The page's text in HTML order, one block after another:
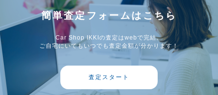
簡単査定フォームはこちら
Car Shop IKKIの査定はwebで完結。
ご自宅にいてもいつでも査定金額が分かります！
査定スタート